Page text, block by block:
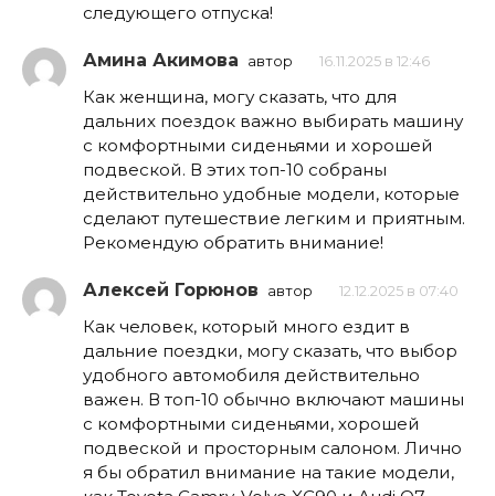
следующего отпуска!
Амина Акимова автор 16.11.2025 в 12:46
Как женщина, могу сказать, что для
дальних поездок важно выбирать машину
с комфортными сиденьями и хорошей
подвеской. В этих топ-10 собраны
действительно удобные модели, которые
сделают путешествие легким и приятным.
Рекомендую обратить внимание!
Алексей Горюнов автор 12.12.2025 в 07:40
Как человек, который много ездит в
дальние поездки, могу сказать, что выбор
удобного автомобиля действительно
важен. В топ-10 обычно включают машины
с комфортными сиденьями, хорошей
подвеской и просторным салоном. Лично
я бы обратил внимание на такие модели,